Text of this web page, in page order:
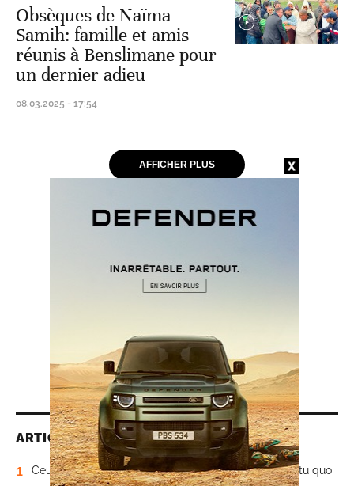
Obsèques de Naïma
Samih: famille et amis
réunis à Benslimane pour
un dernier adieu
08.03.2025 - 17:54
AFFICHER PLUS
ARTICLES LES PLUS LUS
1 Ceuta, Melilla et les miroirs de l’histoire: la fin du statu quo